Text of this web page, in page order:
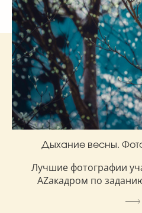
Дыхание весны.
Лучшие фотографии
AZакадром по